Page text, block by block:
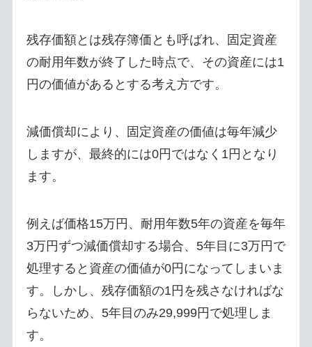
残存価額とは残存簿価とも呼ばれ、固定資産
の耐用年数が終了した時点で、その資産には1
円の価値があるとする考え方です。
減価償却により、固定資産の価値は毎年減少
しますが、最終的には0円ではなく1円となり
ます。
例えば価格15万円、耐用年数5年の資産を毎年
3万円ずつ減価償却する場合、5年目に3万円で
処理すると資産の価値が0円になってしまいま
す。しかし、残存価額の1円を残さなければな
らないため、5年目のみ29,999円で処理しま
す。